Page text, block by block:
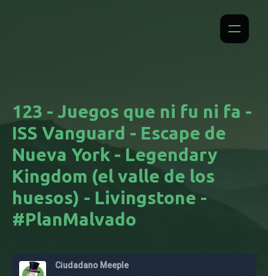
123 - Juegos que ni fu ni fa -
ISS Vanguard - Escape de
Nueva York - Legendary
Kingdom (el valle de los
huesos) - Livingstone -
#PlanMalvado
Ciudadano Meeple